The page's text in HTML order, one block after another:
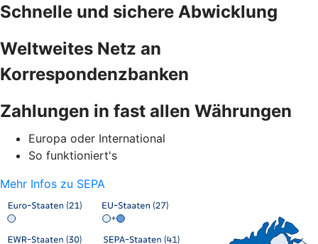
Schnelle und sichere Abwicklung
Weltweites Netz an
Korrespondenzbanken
Zahlungen in fast allen Währungen
Europa oder International
So funktioniert's
Mehr Infos zu SEPA